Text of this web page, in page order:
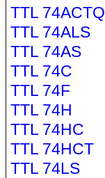
TTL 74ACTQ
TTL 74ALS
TTL 74AS
TTL 74C
TTL 74F
TTL 74H
TTL 74HC
TTL 74HCT
TTL 74LS